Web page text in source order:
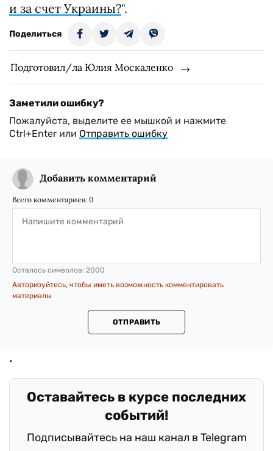
и за счет Украины?".
Поделиться
Подготовил/ла Юлия Москаленко
Заметили ошибку?
Пожалуйста, выделите ее мышкой и нажмите
Ctrl+Enter или Отправить ошибку
Добавить комментарий
Всего комментариев: 0
Осталось символов: 2000
Авторизуйтесь, чтобы иметь возможность комментировать
материалы
ОТПРАВИТЬ
Оставайтесь в курсе последних
событий!
Подписывайтесь на наш канал в Telegram